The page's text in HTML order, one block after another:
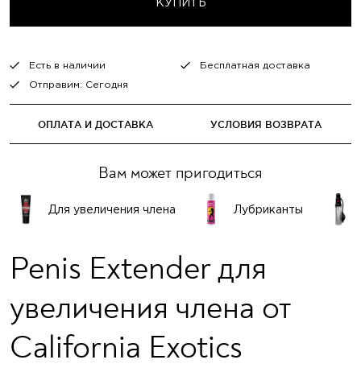
Есть в наличии
Бесплатная доставка
Отправим: Сегодня
ОПЛАТА И ДОСТАВКА УСЛОВИЯ ВОЗВРАТА
Вам может пригодиться
Для увеличения члена Лубриканты
Penis Extender для
увеличения члена от
California Exotics